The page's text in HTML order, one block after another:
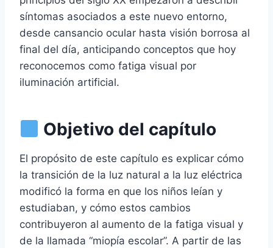
síntomas asociados a este nuevo entorno,
desde cansancio ocular hasta visión borrosa al
final del día, anticipando conceptos que hoy
reconocemos como fatiga visual por
iluminación artificial.
Objetivo del capítulo
El propósito de este capítulo es explicar cómo
la transición de la luz natural a la luz eléctrica
modificó la forma en que los niños leían y
estudiaban, y cómo estos cambios
contribuyeron al aumento de la fatiga visual y
de la llamada “miopía escolar”. A partir de las